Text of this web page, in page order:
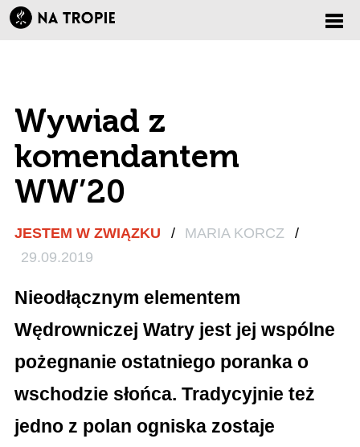
Wywiad z
komendantem
WW’20
JESTEM W ZWIĄZKU / MARIA KORCZ
/
29.09.2019
Nieodłącznym elementem
Wędrowniczej Watry jest jej wspólne
pożegnanie ostatniego poranka o
wschodzie słońca. Tradycyjnie też
jedno z polan ogniska zostaje